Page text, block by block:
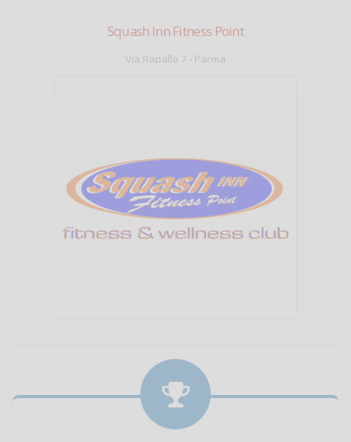
Squash Inn Fitness Point
Via Rapallo 7 - Parma